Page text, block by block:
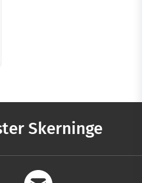
Skerninge